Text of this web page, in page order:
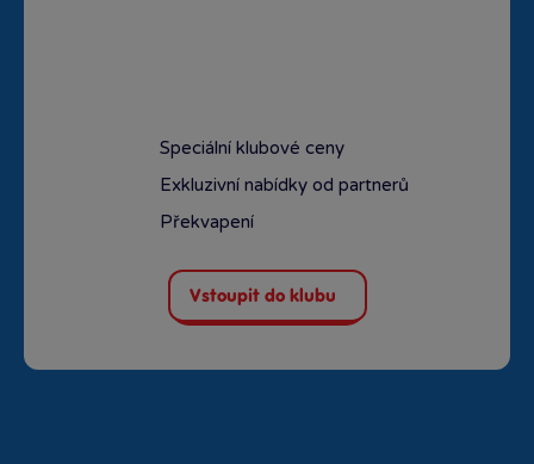
Speciální klubové ceny
Exkluzivní nabídky od partnerů
Překvapení
Vstoupit do klubu